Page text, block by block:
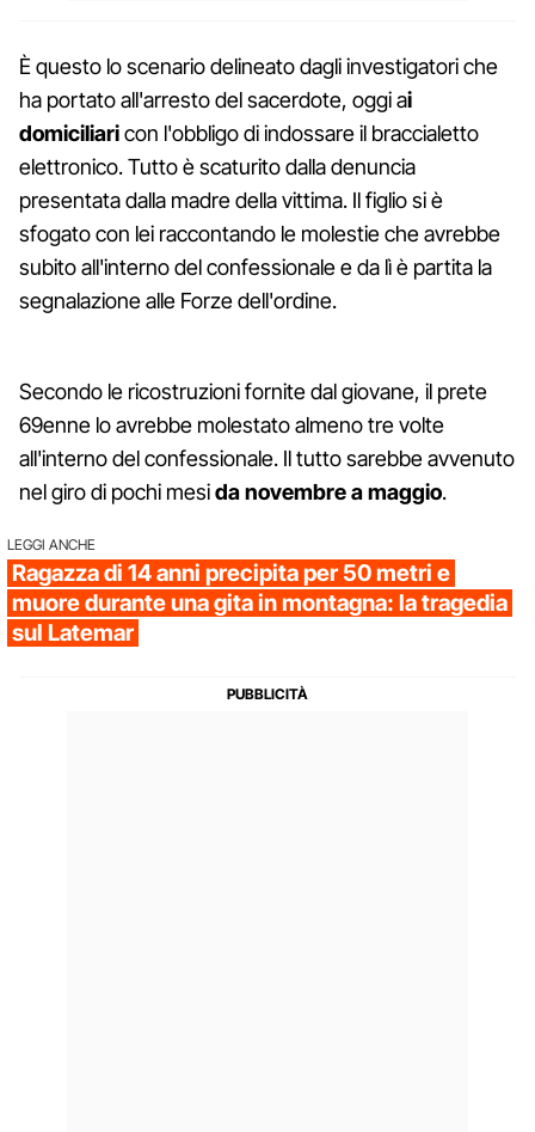
È questo lo scenario delineato dagli investigatori che
ha portato all'arresto del sacerdote, oggi ai
domiciliaricon l'obbligo di indossare il braccialetto
elettronico. Tutto è scaturito dalla denuncia
presentata dalla madre della vittima. Il figlio si è
sfogato con lei raccontando le molestie che avrebbe
subito all'interno del confessionale e da lì è partita la
segnalazione alle Forze dell'ordine.
Secondo le ricostruzioni fornite dal giovane, il prete
69enne lo avrebbe molestato almeno tre volte
all'interno del confessionale. Il tutto sarebbe avvenuto
nel giro di pochi mesida novembre a maggio.
LEGGI ANCHE
Ragazza di 14 anni precipita per 50 metri e
muore durante una gita in montagna: la tragedia
sul Latemar